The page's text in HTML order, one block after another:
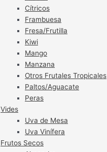
Cítricos
Frambuesa
Fresa/Frutilla
Kiwi
Mango
Manzana
Otros Frutales Tropicales
Paltos/Aguacate
Peras
Vides
Uva de Mesa
Uva Vinífera
Frutos Secos